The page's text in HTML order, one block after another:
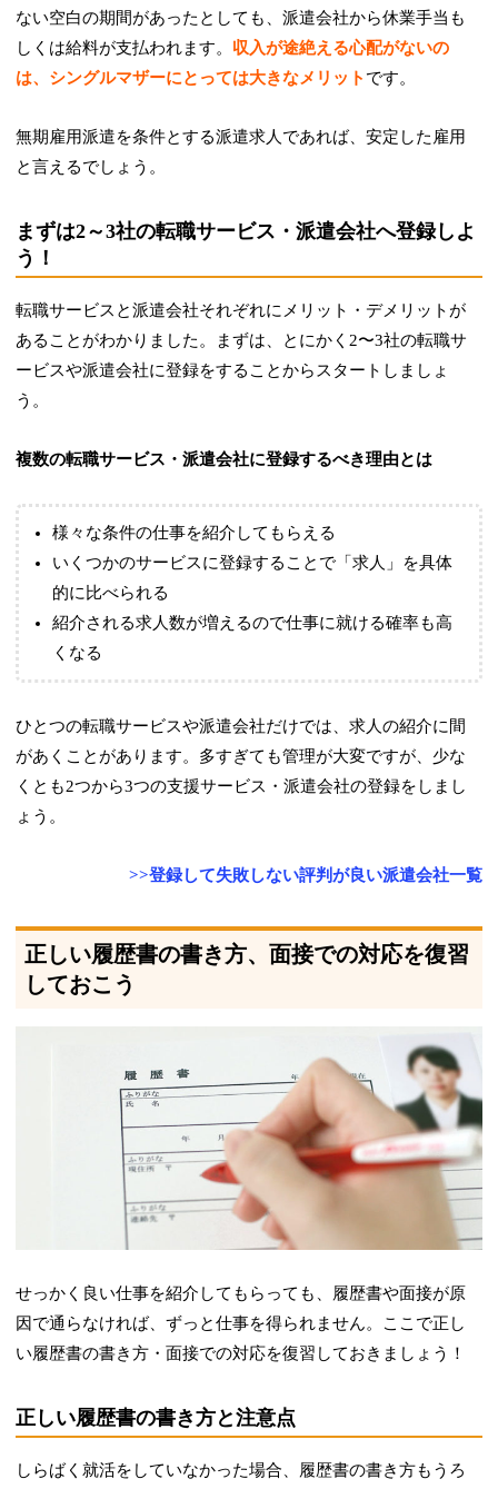
ない空白の期間があったとしても、派遣会社から休業手当も
しくは給料が支払われます。 収入が途絶える心配がないの
は、シングルマザーにとっては大きなメリット です。
無期雇用派遣を条件とする派遣求人であれば、安定した雇用
と言えるでしょう。
まずは2～3社の転職サービス・派遣会社へ登録しよ
う！
転職サービスと派遣会社それぞれにメリット・デメリットが
あることがわかりました。まずは、とにかく2〜3社の転職サ
ービスや派遣会社に登録をすることからスタートしましょ
う。
複数の転職サービス・派遣会社に登録するべき理由とは
様々な条件の仕事を紹介してもらえる
いくつかのサービスに登録することで「求人」を具体
的に比べられる
紹介される求人数が増えるので仕事に就ける確率も高
くなる
ひとつの転職サービスや派遣会社だけでは、求人の紹介に間
があくことがあります。多すぎても管理が大変ですが、少な
くとも2つから3つの支援サービス・派遣会社の登録をしまし
ょう。
>>登録して失敗しない評判が良い派遣会社一覧
正しい履歴書の書き方、面接での対応を復習
しておこう
せっかく良い仕事を紹介してもらっても、履歴書や面接が原
因で通らなければ、ずっと仕事を得られません。ここで正し
い履歴書の書き方・面接での対応を復習しておきましょう！
正しい履歴書の書き方と注意点
しらばく就活をしていなかった場合、履歴書の書き方もうろ